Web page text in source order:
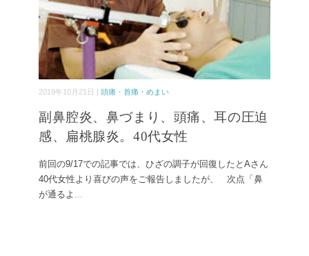
2019年10月21日 | 頭痛・首痛・めまい
副鼻腔炎、鼻づまり、頭痛、耳の圧迫
感、扁桃腺炎。40代女性
前回の9/17での記事では、ひざの調子が回復したとAさん
40代女性より喜びの声をご報告しましたが、 次点「鼻
が通るよ ...